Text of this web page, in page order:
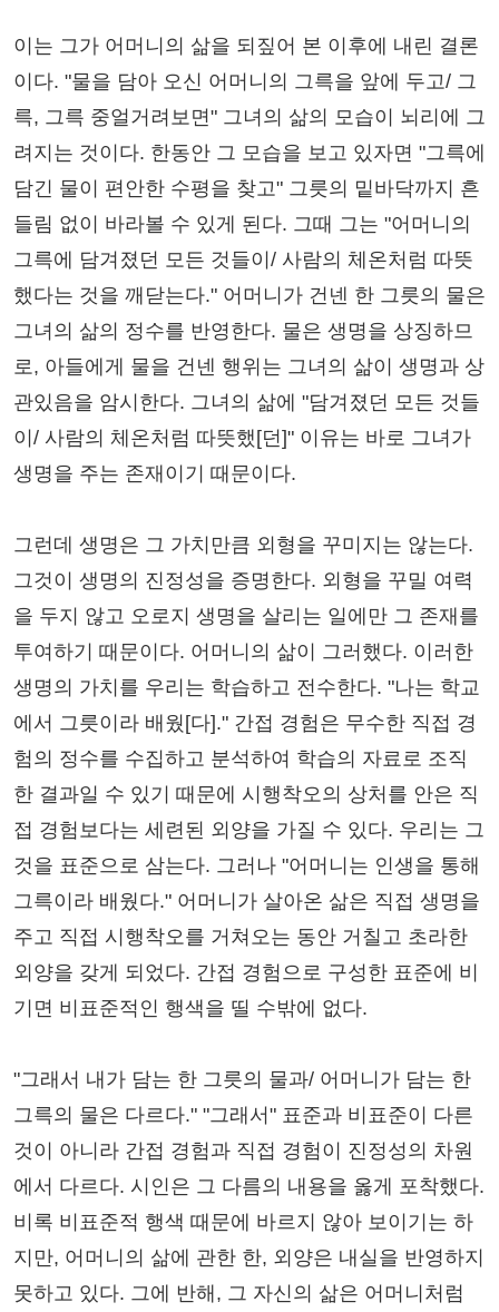
이는 그가 어머니의 삶을 되짚어 본 이후에 내린 결론
이다. "물을 담아 오신 어머니의 그륵을 앞에 두고/ 그
륵, 그륵 중얼거려보면" 그녀의 삶의 모습이 뇌리에 그
려지는 것이다. 한동안 그 모습을 보고 있자면 "그륵에
담긴 물이 편안한 수평을 찾고" 그릇의 밑바닥까지 흔
들림 없이 바라볼 수 있게 된다. 그때 그는 "어머니의
그륵에 담겨졌던 모든 것들이/ 사람의 체온처럼 따뜻
했다는 것을 깨닫는다." 어머니가 건넨 한 그릇의 물은
그녀의 삶의 정수를 반영한다. 물은 생명을 상징하므
로, 아들에게 물을 건넨 행위는 그녀의 삶이 생명과 상
관있음을 암시한다. 그녀의 삶에 "담겨졌던 모든 것들
이/ 사람의 체온처럼 따뜻했[던]" 이유는 바로 그녀가
생명을 주는 존재이기 때문이다.
그런데 생명은 그 가치만큼 외형을 꾸미지는 않는다.
그것이 생명의 진정성을 증명한다. 외형을 꾸밀 여력
을 두지 않고 오로지 생명을 살리는 일에만 그 존재를
투여하기 때문이다. 어머니의 삶이 그러했다. 이러한
생명의 가치를 우리는 학습하고 전수한다. "나는 학교
에서 그릇이라 배웠[다]." 간접 경험은 무수한 직접 경
험의 정수를 수집하고 분석하여 학습의 자료로 조직
한 결과일 수 있기 때문에 시행착오의 상처를 안은 직
접 경험보다는 세련된 외양을 가질 수 있다. 우리는 그
것을 표준으로 삼는다. 그러나 "어머니는 인생을 통해
그륵이라 배웠다." 어머니가 살아온 삶은 직접 생명을
주고 직접 시행착오를 거쳐오는 동안 거칠고 초라한
외양을 갖게 되었다. 간접 경험으로 구성한 표준에 비
기면 비표준적인 행색을 띨 수밖에 없다.
"그래서 내가 담는 한 그릇의 물과/ 어머니가 담는 한
그륵의 물은 다르다." "그래서" 표준과 비표준이 다른
것이 아니라 간접 경험과 직접 경험이 진정성의 차원
에서 다르다. 시인은 그 다름의 내용을 옳게 포착했다.
비록 비표준적 행색 때문에 바르지 않아 보이기는 하
지만, 어머니의 삶에 관한 한, 외양은 내실을 반영하지
못하고 있다. 그에 반해, 그 자신의 삶은 어머니처럼